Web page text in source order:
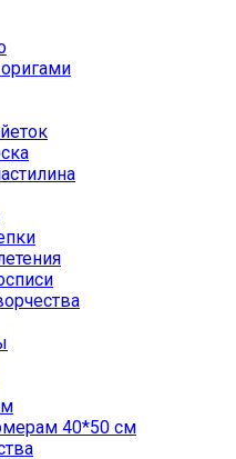
40*50 см